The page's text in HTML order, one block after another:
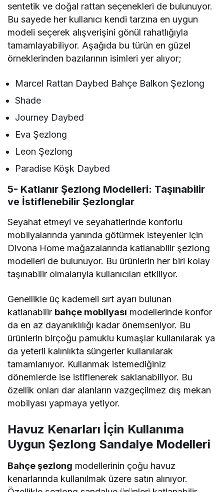
sentetik ve doğal rattan seçenekleri de bulunuyor.
Bu sayede her kullanıcı kendi tarzına en uygun
modeli seçerek alışverişini gönül rahatlığıyla
tamamlayabiliyor. Aşağıda bu türün en güzel
örneklerinden bazılarının isimleri yer alıyor;
Marcel Rattan Daybed Bahçe Balkon Şezlong
Shade
Journey Daybed
Eva Şezlong
Leon Şezlong
Paradise Köşk Daybed
5- Katlanır Şezlong Modelleri: Taşınabilir
ve İstiflenebilir Şezlonglar
Seyahat etmeyi ve seyahatlerinde konforlu
mobilyalarında yanında götürmek isteyenler için
Divona Home mağazalarında katlanabilir şezlong
modelleri de bulunuyor. Bu ürünlerin her biri kolay
taşınabilir olmalarıyla kullanıcıları etkiliyor.
Genellikle üç kademeli sırt ayarı bulunan
katlanabilir bahçe mobilyası modellerinde konfor
da en az dayanıklılığı kadar önemseniyor. Bu
ürünlerin birçoğu pamuklu kumaşlar kullanılarak ya
da yeterli kalınlıkta süngerler kullanılarak
tamamlanıyor. Kullanmak istemediğiniz
dönemlerde ise istiflenerek saklanabiliyor. Bu
özellik onları dar alanların vazgeçilmez dış mekan
mobilyası yapmaya yetiyor.
Havuz Kenarları İçin Kullanıma
Uygun Şezlong Sandalye Modelleri
Bahçe şezlong modellerinin çoğu havuz
kenarlarında kullanılmak üzere satın alınıyor.